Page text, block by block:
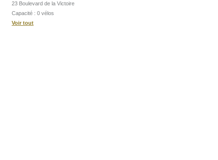
23 Boulevard de la Victoire
Capacité : 0 vélos
Voir tout